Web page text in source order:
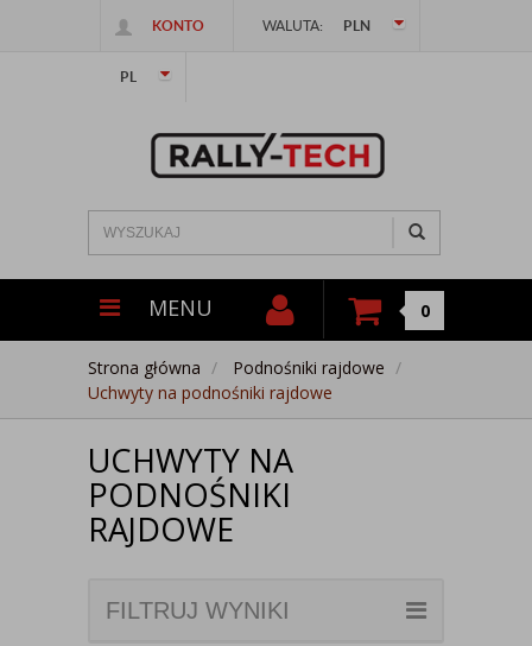
KONTO WALUTA: PLN
PL
MENU 0
Strona główna
Podnośniki rajdowe
Uchwyty na podnośniki rajdowe
UCHWYTY NA
PODNOŚNIKI
RAJDOWE
FILTRUJ WYNIKI